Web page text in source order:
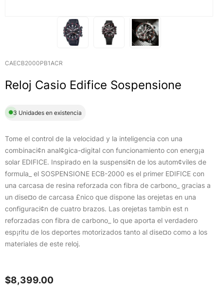
CAECB2000PB1ACR
Reloj Casio Edifice Sospensione
3 Unidades en existencia
Tome el control de la velocidad y la inteligencia con una
combinaci¢n anal¢gica-digital con funcionamiento con energ¡a
solar EDIFICE. Inspirado en la suspensi¢n de los autom¢viles de
formula_ el SOSPENSIONE ECB-2000 es el primer EDIFICE con
una carcasa de resina reforzada con fibra de carbono_ gracias a
un dise¤o de carcasa £nico que dispone las orejetas en una
configuraci¢n de cuatro brazos. Las orejetas tambin est n
reforzadas con fibra de carbono_ lo que aporta el verdadero
esp¡ritu de los deportes motorizados tanto al dise¤o como a los
materiales de este reloj.
$8,399.00